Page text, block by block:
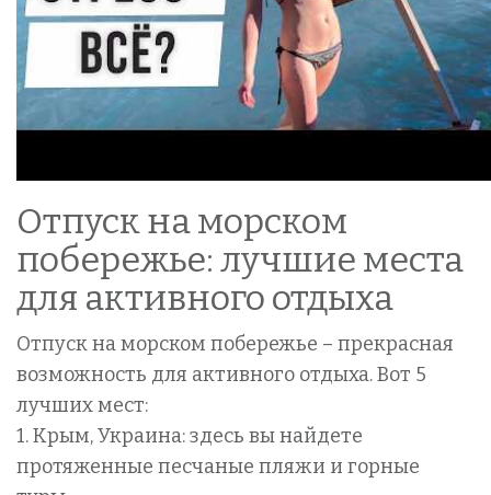
Отпуск на морском
побережье: лучшие места
для активного отдыха
Отпуск на морском побережье – прекрасная
возможность для активного отдыха. Вот 5
лучших мест:
1. Крым, Украина: здесь вы найдете
протяженные песчаные пляжи и горные